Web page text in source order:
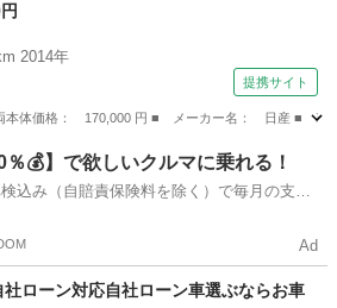
リングストップ 電動格納ミラー ベ
ト ＣＶＴ 盗難防止システム ＡＢ
ジックプレイヤー接続可 アルミホイ
2014年
提携サイト
本体価格： 170,000 円 ■ メーカー名： 日産 ■
％💰】で欲しいクルマに乗れる！
込み（自賠責保険料を除く）で毎月の支払
Ad
ローン対応自社ローン車選ぶならお車